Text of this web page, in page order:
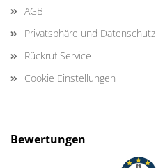
AGB
Privatsphäre und Datenschutz
Rückruf Service
Cookie Einstellungen
Bewertungen